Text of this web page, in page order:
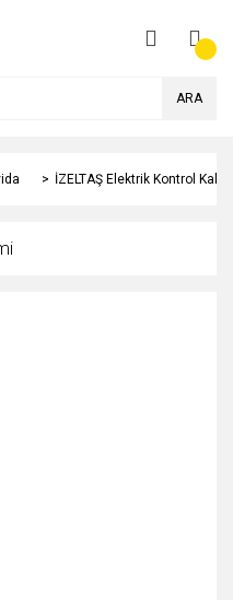
ARA
İZELTAŞ Elektrik Kontrol